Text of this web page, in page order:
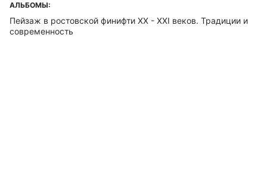
АЛЬБОМЫ:
Пейзаж в ростовской финифти ХХ - ХХI веков. Традиции и
современность